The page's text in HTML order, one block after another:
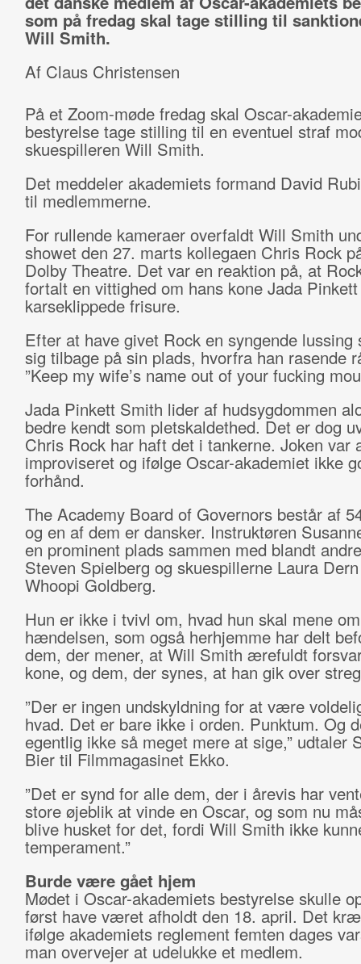
som på fredag skal tage stilling til
Will Smith.
Af Claus Christensen
På et Zoom-møde fredag skal Oscar-
bestyrelse tage stilling til en eventuel straf
skuespilleren Will Smith.
Det meddeler akademiets formand David
til medlemmerne.
For rullende kameraer overfaldt Will Smith
showet den 27. marts kollegaen Chris Rock
Dolby Theatre. Det var en reaktion på, at
fortalt en vittighed om hans kone Jada
karseklippede frisure.
Efter at have givet Rock en syngende lussing
sig tilbage på sin plads, hvorfra han rasende
”Keep my wife’s name out of your fucking
Jada Pinkett Smith lider af hudsygdommen
bedre kendt som pletskaldethed. Det er dog
Chris Rock har haft det i tankerne. Joken var
improviseret og ifølge Oscar-akademiet ikke
forhånd.
The Academy Board of Governors består af
og en af dem er dansker. Instruktøren
en prominent plads sammen med blandt
Steven Spielberg og skuespillerne Laura
Whoopi Goldberg.
Hun er ikke i tvivl om, hvad hun skal mene om
hændelsen, som også herhjemme har delt
dem, der mener, at Will Smith ærefuldt
kone, og dem, der synes, at han gik over
”Der er ingen undskyldning for at være
hvad. Det er bare ikke i orden. Punktum. Og
egentlig ikke så meget mere at sige,” udtaler
Bier til Filmmagasinet Ekko.
”Det er synd for alle dem, der i årevis har
store øjeblik at vinde en Oscar, og som nu
blive husket for det, fordi Will Smith ikke
temperament.”
Burde være gået hjem
Mødet i Oscar-akademiets bestyrelse skulle
først have været afholdt den 18. april. Det
ifølge akademiets reglement femten dages
man overvejer at udelukke et medlem.